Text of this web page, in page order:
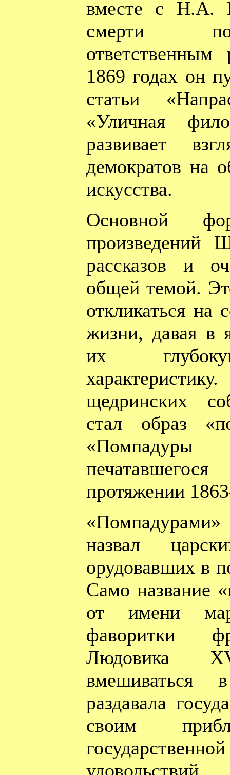
вместе с Н.А.
смерти
1869 годах он
статьи
«Уличная
развивает
демократов на
искусства.
Основной
произведений
рассказов и
общей темой.
откликаться на
жизни, давая в
их
щедринских
стал образ
протяжении
назвал
орудовавших в
Само название
от имени
фаворитки
Людовика
вмешиваться
раздавала
своим
удовольствий.